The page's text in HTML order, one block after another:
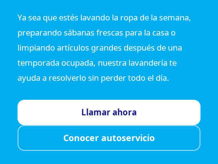
Ya sea que estés lavando la ropa de la semana,
preparando sábanas frescas para la casa o
limpiando artículos grandes después de una
temporada ocupada, nuestra lavandería te
ayuda a resolverlo sin perder todo el día.
Llamar ahora
Conocer autoservicio